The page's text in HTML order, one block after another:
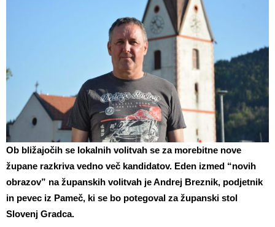
Ob bližajočih se lokalnih volitvah se za morebitne nove
župane razkriva vedno več kandidatov. Eden izmed “novih
obrazov” na županskih volitvah je Andrej Breznik, podjetnik
in pevec iz Pameč, ki se bo potegoval za županski stol
Slovenj Gradca.